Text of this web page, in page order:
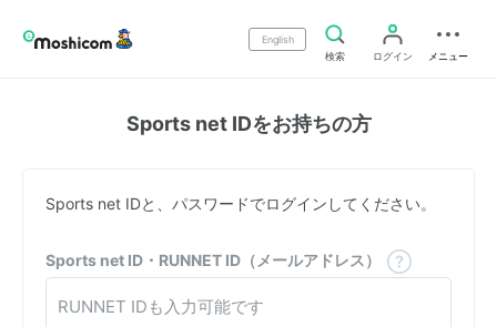
English
検索
ログイン メニュー
Sports net IDをお持ちの方
Sports net IDと、パスワードでログインしてください。
Sports net ID・RUNNET ID（メールアドレス）